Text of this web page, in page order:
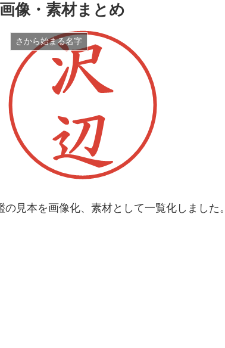
像・素材まとめ
さから始まる名字
見本を画像化、素材として一覧化しました。